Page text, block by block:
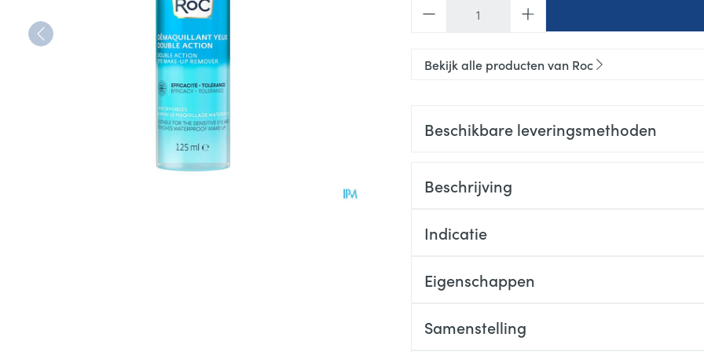
Bekijk alle producten van Roc
Beschikbare leveringsmethoden
Beschrijving
Indicatie
Eigenschappen
Samenstelling